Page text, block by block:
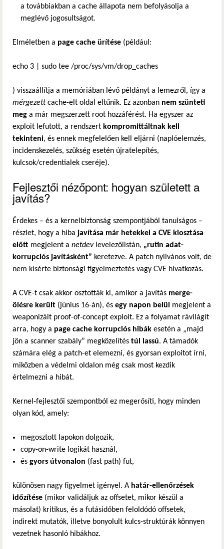
a továbbiakban a cache állapota nem befolyásolja a
meglévő jogosultságot.
Elméletben a page cache ürítése (például:
echo 3 | sudo tee /proc/sys/vm/drop_caches
) visszaállítja a memóriában lévő példányt a lemezről, így a
mérgezettcache-elt oldal eltűnik. Ez azonban nem szünteti
meg a már megszerzett root hozzáférést. Ha egyszer az
exploit lefutott, a rendszert kompromittáltnak kell
tekinteni, és ennek megfelelően kell eljárni (naplóelemzés,
incidenskezelés, szükség esetén újratelepítés,
kulcsok/credentialek cseréje).
Fejlesztői nézőpont: hogyan született a
javítás?
Érdekes – és a kernelbiztonság szempontjából tanulságos –
részlet, hogy a hiba javítása már hetekkel a CVE kiosztása
előtt megjelent a netdevlevelezőlistán, „rutin adat-
korrupciós javításként” keretezve. A patch nyilvános volt, de
nem kísérte biztonsági figyelmeztetés vagy CVE hivatkozás.
A CVE-t csak akkor osztották ki, amikor a javítás merge-
ölésre került (június 16-án), és egy napon belül
megjelent a
weaponizált proof-of-concept exploit. Ez a folyamat rávilágít
arra, hogy a page cache korrupciós hibák esetén a „majd
jön a scanner szabály” megközelítés túl lassú. A támadók
számára elég a patch-et elemezni, és gyorsan exploitot írni,
miközben a védelmi oldalon még csak most kezdik
értelmezni a hibát.
Kernel-fejlesztői szempontból ez megerősíti, hogy minden
olyan kód, amely:
megosztott lapokon dolgozik,
copy-on-write logikát használ,
és gyors útvonalon (fast path) fut,
különösen nagy figyelmet igényel. A határ-ellenőrzések
időzítése (mikor validáljuk az offsetet, mikor készül a
másolat) kritikus, és a futásidőben feloldódó offsetek,
indirekt mutatók, illetve bonyolult kulcs-struktúrák könnyen
vezetnek hasonló hibákhoz.